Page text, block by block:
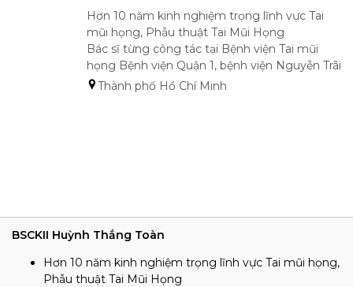
Hơn 10 năm kinh nghiệm trọng lĩnh vực Tai
mũi họng, Phẫu thuật Tai Mũi Họng
Bác sĩ từng công tác tại Bệnh viện Tai mũi
Thành phố Hồ Chí Minh
BSCKII Huỳnh Thắng Toàn
Hơn 10 năm kinh nghiệm trọng lĩnh vực Tai mũi họng,
Phẫu thuật Tai Mũi Họng